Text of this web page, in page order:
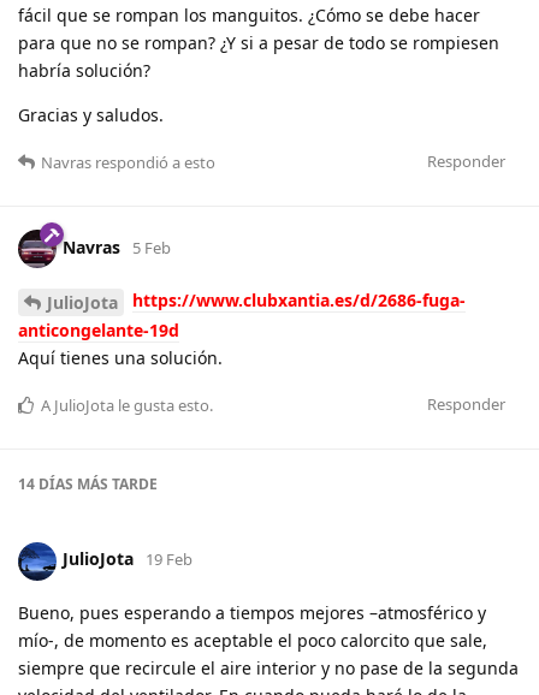
fácil que se rompan los manguitos. ¿Cómo se debe hacer
para que no se rompan? ¿Y si a pesar de todo se rompiesen
habría solución?
Gracias y saludos.
Responder
Navras respondió a esto
Navras 5 Feb
JulioJota
https://www.clubxantia.es/d/2686-fuga-
anticongelante-19d
Aquí tienes una solución.
Responder
A JulioJota le gusta esto.
14 DÍAS MÁS TARDE
JulioJota 19 Feb
Bueno, pues esperando a tiempos mejores –atmosférico y
mío-, de momento es aceptable el poco calorcito que sale,
siempre que recircule el aire interior y no pase de la segunda